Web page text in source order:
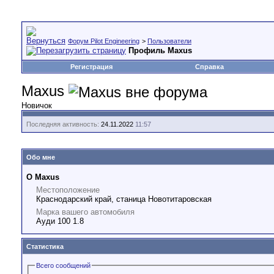
Форум Pilot Engineering > Пользователи
Профиль Maxus
Регистрация Справка
Maxus
Новичок
Последняя активность: 24.11.2022 11:57
Обо мне
О Maxus
Местоположение
Краснодарский край, станица Новотитаровская
Марка вашего автомобиля
Ауди 100 1.8
Статистика
Всего сообщений